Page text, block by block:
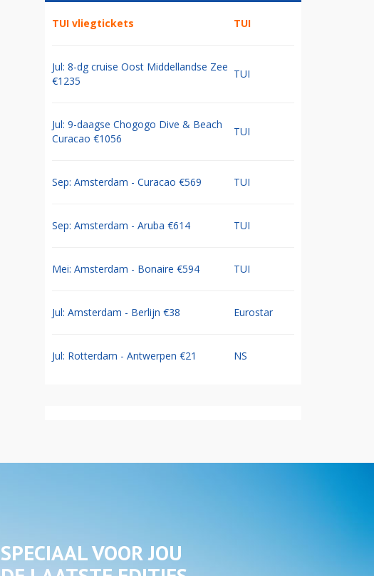
TUI vliegtickets TUI
Jul: 8-dg cruise Oost Middellandse Zee
€1235
TUI
Jul: 9-daagse Chogogo Dive & Beach
Curacao €1056
TUI
Sep: Amsterdam - Curacao €569 TUI
Sep: Amsterdam - Aruba €614 TUI
Mei: Amsterdam - Bonaire €594 TUI
Jul: Amsterdam - Berlijn €38 Eurostar
Jul: Rotterdam - Antwerpen €21 NS
SPECIAAL VOOR JOU